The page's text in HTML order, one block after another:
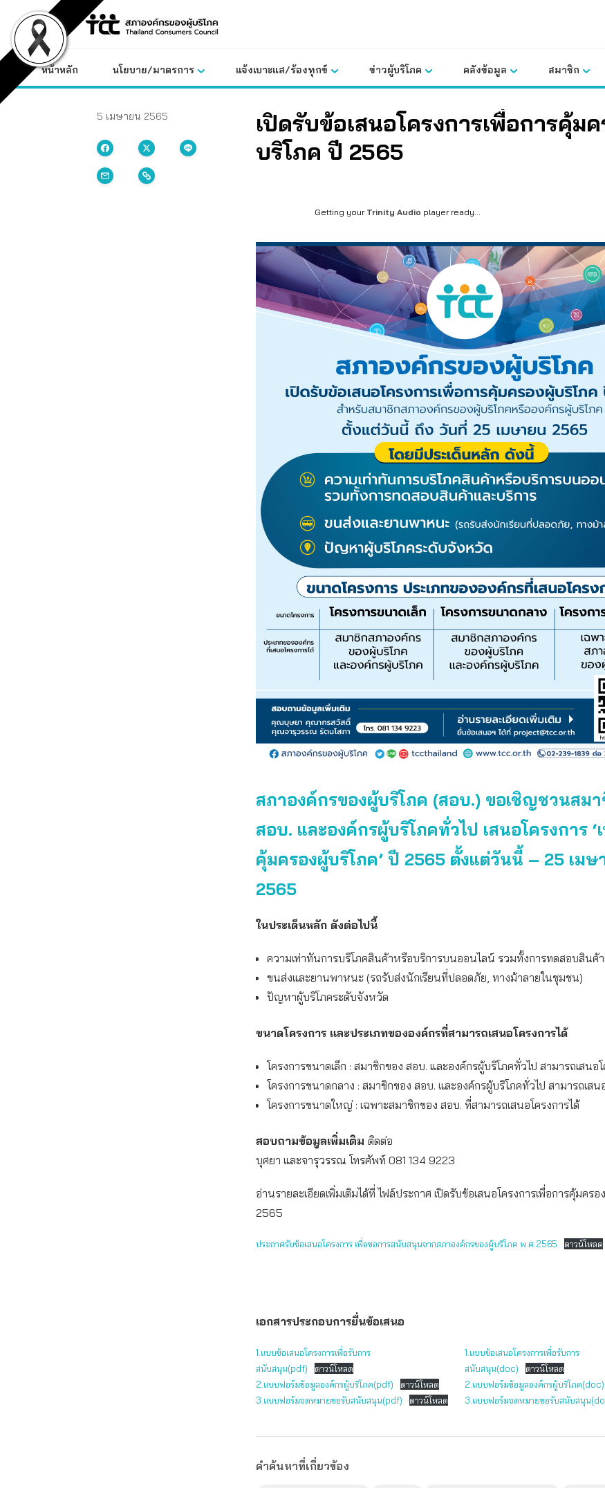
content
หน้าหลัก นโยบาย/มาตรการ แจ้งเบาะแส/ร้องทุกข์ ข่าวผู้บริโภค คลังข้อมูล สมาชิก
5 เมษายน 2565
เปิดรับข้อเสนอโครงการเพื่อการคุ้ม
บริโภค ปี 2565
Getting your Trinity Audio player ready...
สภาองค์กรของผู้บริโภค (สอบ.) ขอเชิญชวนสม
สอบ. และองค์กรผู้บริโภคทั่วไป เสนอโครงการ ‘
คุ้มครองผู้บริโภค’ ปี 2565 ตั้งแต่วันนี้ – 25 เมษ
2565
ในประเด็นหลัก ดังต่อไปนี้
ความเท่าทันการบริโภคสินค้าหรือบริการบนออนไลน์ รวมทั้งการทดสอบสินค้
ขนส่งและยานพาหนะ (รถรับส่งนักเรียนที่ปลอดภัย, ทางม้าลายในชุมชน)
ปัญหาผู้บริโภคระดับจังหวัด
ขนาดโครงการ และประเภทขององค์กรที่สามารถเสนอโครงการได้
โครงการขนาดเล็ก : สมาชิกของ สอบ. และองค์กรผู้บริโภคทั่วไป สามารถเสนอโ
โครงการขนาดกลาง : สมาชิกของ สอบ. และองค์กรผู้บริโภคทั่วไป สามารถเสน
โครงการขนาดใหญ่ : เฉพาะสมาชิกของ สอบ. ที่สามารถเสนอโครงการได้
สอบถามข้อมูลเพิ่มเติม ติดต่อ
บุศยา และจารุวรรณ โทรศัพท์ 081 134 9223
อ่านรายละเอียดเพิ่มเติมได้ที่ ไฟล์ประกาศ เปิดรับข้อเสนอโครงการเพื่อการคุ้มคร
2565
ประกาศรับข้อเสนอโครงการ เพื่อขอการสนับสนุนจากสภาองค์กรของผู้บริโภค พ.ศ.2565 ดาวน์โหลด
เอกสารประกอบการยื่นข้อเสนอ
1.แบบข้อเสนอโครงการเพื่อรับการ
สนับสนุน(pdf)
ดาวน์โหลด
1.แบบข้อเสนอโครงการเพื่อรับการ
สนับสนุน(doc)
ดาวน์โหลด
2.แบบฟอร์มข้อมูลองค์กรผู้บริโภค(pdf)
ดาวน์โหลด 2.แบบฟอร์มข้อมูลองค์กรผู้บริโภค(doc)
3.แบบฟอร์มจดหมายขอรับสนับสนุน(pdf)
ดาวน์โหลด 3.แบบฟอร์มจดหมายขอรับสนับสนุน
คำค้นหาที่เกี่ยวข้อง